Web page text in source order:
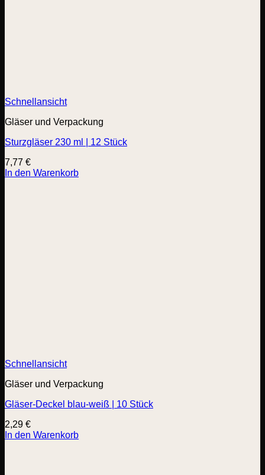
Schnellansicht
Gläser und Verpackung
Sturzgläser 230 ml | 12 Stück
7,77 €
In den Warenkorb
Schnellansicht
Gläser und Verpackung
Gläser-Deckel blau-weiß | 10 Stück
2,29 €
In den Warenkorb